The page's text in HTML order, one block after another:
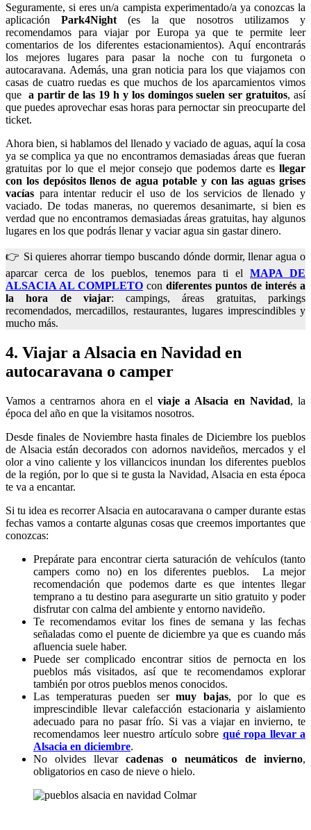
Seguramente, si eres un/a campista experimentado/a ya conozcas la
aplicación Park4Night(es la que nosotros utilizamos y
recomendamos para viajar por Europa ya que te permite leer
comentarios de los diferentes estacionamientos). Aquí encontrarás
los mejores lugares para pasar la noche con tu furgoneta o
autocaravana. Además, una gran noticia para los que viajamos con
casas de cuatro ruedas es que muchos de los aparcamientos vimos
que a partir de las 19 h y los domingos suelen ser gratuitos, así
que puedes aprovechar esas horas para pernoctar sin preocuparte del
ticket.
Ahora bien, si hablamos del llenado y vaciado de aguas, aquí la cosa
ya se complica ya que no encontramos demasiadas áreas que fueran
gratuitas por lo que el mejor consejo que podemos darte es llegar
con los depósitos llenos de agua potable y con las aguas grises
vacías para intentar reducir el uso de los servicios de llenado y
vaciado. De todas maneras, no queremos desanimarte, si bien es
verdad que no encontramos demasiadas áreas gratuitas, hay algunos
lugares en los que podrás llenar y vaciar agua sin gastar dinero.
👉 Si quieres ahorrar tiempo buscando dónde dormir, llenar agua o
aparcar cerca de los pueblos, tenemos para ti el
MAPA DE
ALSACIA AL COMPLETO con diferentes puntos de interés a
la hora de viajar: campings, áreas gratuitas, parkings
recomendados, mercadillos, restaurantes, lugares imprescindibles y
mucho más.
4. Viajar a Alsacia en Navidad en
autocaravana o camper
Vamos a centrarnos ahora en elviaje a Alsacia en Navidad, la
época del año en que la visitamos nosotros.
Desde finales de Noviembre hasta finales de Diciembre los pueblos
de Alsacia están decorados con adornos navideños, mercados y el
olor a vino caliente y los villancicos inundan los diferentes pueblos
de la región, por lo que si te gusta la Navidad, Alsacia en esta época
te va a encantar.​
Si tu idea es recorrer Alsacia en autocaravana o camper durante estas
fechas vamos a contarte algunas cosas que creemos importantes que
conozcas:
Prepárate para encontrar cierta saturación de vehículos (tanto
campers como no) en los diferentes pueblos. La mejor
recomendación que podemos darte es que intentes llegar
temprano a tu destino para asegurarte un sitio gratuito y poder
disfrutar con calma del ambiente y entorno navideño.
Te recomendamos evitar los fines de semana y las fechas
señaladas como el puente de diciembre ya que es cuando más
afluencia suele haber.
Puede ser complicado encontrar sitios de pernocta en los
pueblos más visitados, así que te recomendamos explorar
también por otros pueblos menos conocidos.
Las temperaturas pueden sermuy bajas, por lo que es
imprescindible llevar calefacción estacionaria y aislamiento
adecuado para no pasar frío. Si vas a viajar en invierno, te
recomendamos leer nuestro artículo sobre qué ropa llevar a
Alsacia en diciembre.
No olvides llevarcadenas o neumáticos de invierno,
obligatorios en caso de nieve o hielo.